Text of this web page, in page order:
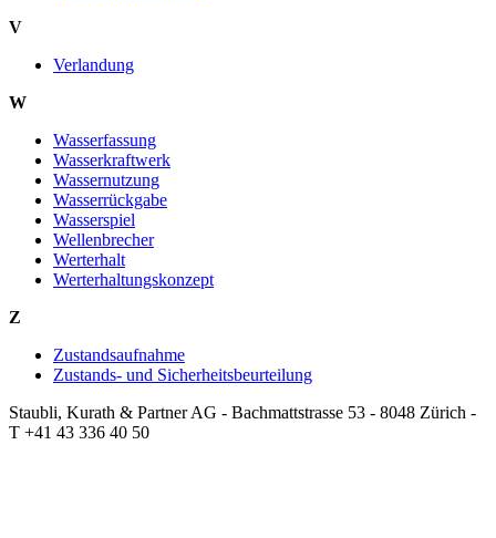
V
Verlandung
W
Wasserfassung
Wasserkraftwerk
Wassernutzung
Wasserrückgabe
Wasserspiel
Wellenbrecher
Werterhalt
Werterhaltungskonzept
Z
Zustandsaufnahme
Zustands- und Sicherheitsbeurteilung
Staubli, Kurath & Partner AG - Bachmattstrasse 53 - 8048 Zürich -
T +41 43 336 40 50